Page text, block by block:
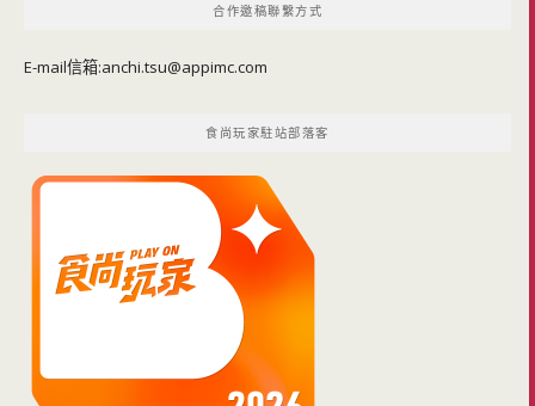
合作邀稿聯繫方式
E-mail信箱:anchi.tsu@appimc.com
食尚玩家駐站部落客